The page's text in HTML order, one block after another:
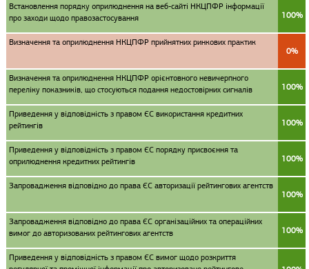
Встановлення порядку оприлюднення на веб-сайті НКЦПФР інформації
про заходи щодо правозастосування
100%
Визначення та оприлюднення НКЦПФР прийнятних ринкових практик
0%
Визначення та оприлюднення НКЦПФР орієнтовного невичерпного
переліку показників, що стосуються подання недостовірних сигналів
100%
Приведення у відповідність з правом ЄС використання кредитних
рейтингів
100%
Приведення у відповідність з правом ЄС порядку присвоєння та
оприлюднення кредитних рейтингів
100%
Запровадження відповідно до права ЄС авторизації рейтингових агентств
100%
Запровадження відповідно до права ЄС організаційних та операційних
вимог до авторизованих рейтингових агентств
100%
Приведення у відповідність з правом ЄС вимог щодо розкриття